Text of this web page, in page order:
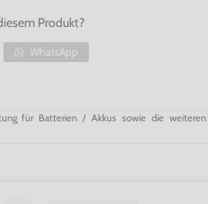
Produkt?
WhatsApp
für Batterien / Akkus sowie die